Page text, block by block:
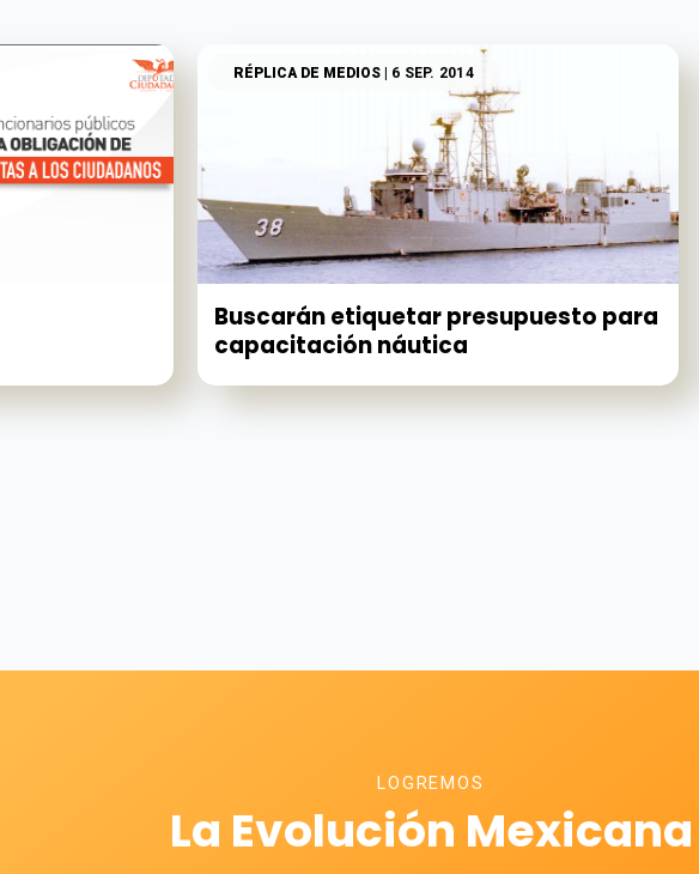
RÉPLICA DE MEDIOS| 6 SEP. 2014
Buscarán etiquetar presupuesto para
capacitación náutica
LOGREMOS
La Evolución Mexicana